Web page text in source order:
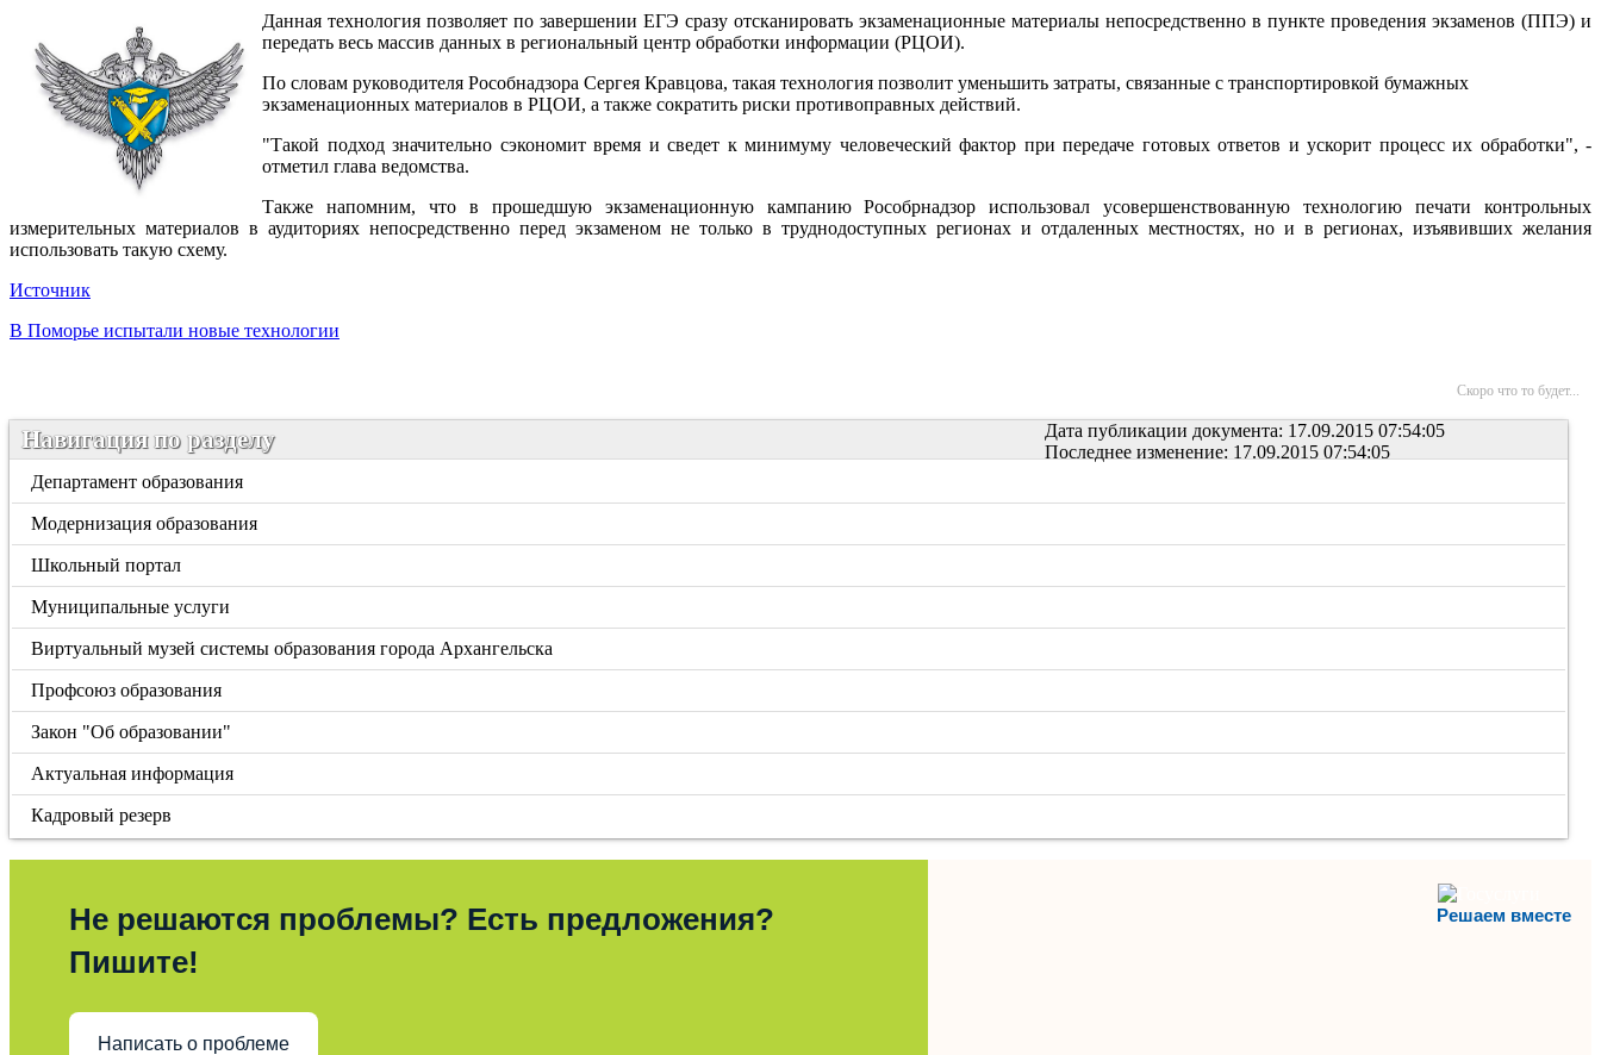
Данная технология позволяет по завершении ЕГЭ сразу отсканировать экзаменационные материалы непосредственно в пункте проведения экзаменов (ППЭ) и
передать весь массив данных в региональный центр обработки информации (РЦОИ).
По словам руководителя Рособнадзора Сергея Кравцова, такая технология позволит уменьшить затраты, связанные с транспортировкой бумажных
экзаменационных материалов в РЦОИ, а также сократить риски противоправных действий.
"Такой подход значительно сэкономит время и сведет к минимуму человеческий фактор при передаче готовых ответов и ускорит процесс их обработки", -
отметил глава ведомства.
Также напомним, что в прошедшую экзаменационную кампанию Рособрнадзор использовал усовершенствованную технологию печати контрольных
измерительных материалов в аудиториях непосредственно перед экзаменом не только в труднодоступных регионах и отдаленных местностях, но и в регионах, изъявивших желания
использовать такую схему.
Источник
В Поморье испытали новые технологии
Скоро что то будет...
Дата публикации документа: 17.09.2015 07:54:05
Последнее изменение: 17.09.2015 07:54:05
Навигация по разделу
Департамент образования
Модернизация образования
Школьный портал
Муниципальные услуги
Виртуальный музей системы образования города Архангельска
Профсоюз образования
Закон "Об образовании"
Актуальная информация
Кадровый резерв
Решаем вместе
Не решаются проблемы? Есть предложения?
Пишите!
Написать о проблеме